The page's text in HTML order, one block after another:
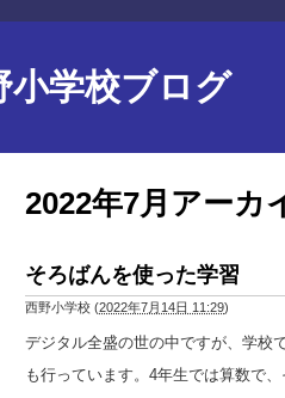
小学校ブログ
2022年7月アーカ
そろばんを使った学習
西野小学校 (2022年7月14日 11:29)
デジタル全盛の世の中ですが、学校
も行っています。4年生では算数で